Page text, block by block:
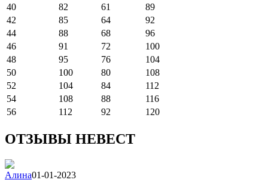
40
82 61
89
42
85 64
92
44
88 68
96
46
91 72
100
48
95 76
104
50
100 80
108
52
104 84
112
54
108 88
116
56
112 92 120
ОТЗЫВЫ НЕВЕСТ
Алина01-01-2023